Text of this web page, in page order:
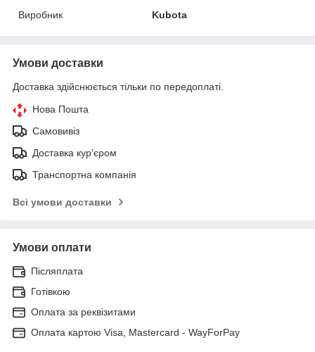
Виробник
Kubota
Умови доставки
Доставка здійснюється тільки по передоплаті.
Нова Пошта
Самовивіз
Доставка кур'єром
Транспортна компанія
Всі умови доставки
Умови оплати
Післяплата
Готівкою
Оплата за реквізитами
Оплата картою Visa, Mastercard - WayForPay